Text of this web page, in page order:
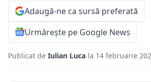
Adaugă-ne ca sursă preferată
Urmărește pe Google News
Publicat de Iulian Luca la 14 februarie